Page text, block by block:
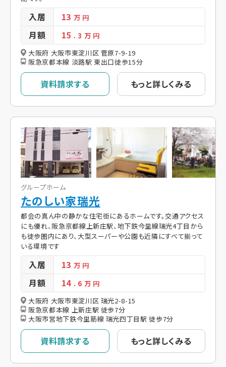
入居 13万 円
月額 15 . 3 万 円
大阪府 大阪市東淀川区 菅原7-9-19
阪急京都本線 淡路駅 東出口徒歩15分
資料請求する もっと詳しくみる
グループホーム
たのしい家瑞光
都会の真ん中の静かな住宅街にあるホームです。交通アクセス
にも優れ、阪急京都線上新庄駅、地下鉄今里線瑞光4丁目から
も徒歩圏内にあり、大型スーパーや公園も近隣にすべて揃って
いる環境です
入居 13万 円
月額 14 . 6 万 円
大阪府 大阪市東淀川区 瑞光2-8-15
阪急京都本線 上新庄駅 徒歩7分
大阪市営地下鉄今里筋線 瑞光四丁目駅 徒歩7分
資料請求する もっと詳しくみる